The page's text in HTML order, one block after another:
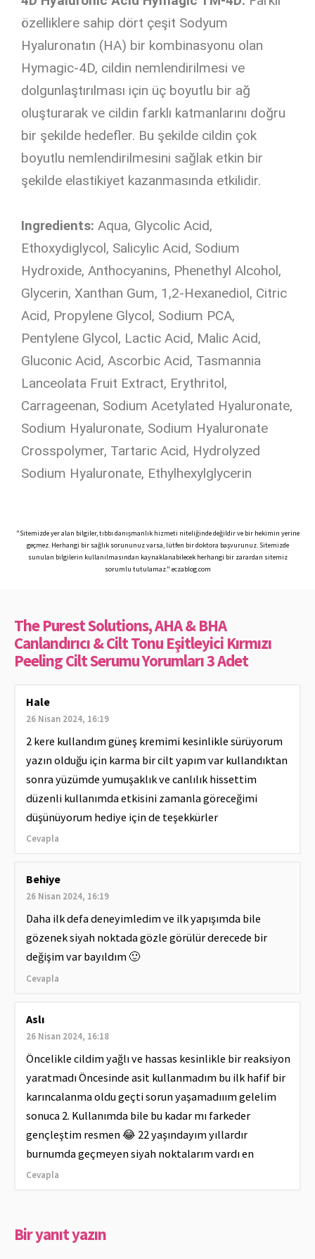
özelliklere sahip dört çeşit Sodyum
Hyaluronatın (HA) bir kombinasyonu olan
Hymagic-4D, cildin nemlendirilmesi ve
dolgunlaştırılması için üç boyutlu bir ağ
oluşturarak ve cildin farklı katmanlarını doğru
bir şekilde hedefler. Bu şekilde cildin çok
boyutlu nemlendirilmesini sağlak etkin bir
şekilde elastikiyet kazanmasında etkilidir.
Ingredients: Aqua, Glycolic Acid,
Ethoxydiglycol, Salicylic Acid, Sodium
Hydroxide, Anthocyanins, Phenethyl Alcohol,
Glycerin, Xanthan Gum, 1,2-Hexanediol, Citric
Acid, Propylene Glycol, Sodium PCA,
Pentylene Glycol, Lactic Acid, Malic Acid,
Gluconic Acid, Ascorbic Acid, Tasmannia
Lanceolata Fruit Extract, Erythritol,
Carrageenan, Sodium Acetylated Hyaluronate,
Sodium Hyaluronate, Sodium Hyaluronate
Crosspolymer, Tartaric Acid, Hydrolyzed
Sodium Hyaluronate, Ethylhexylglycerin
"Sitemizde yer alan bilgiler, tıbbi danışmanlık hizmeti niteliğinde değildir ve bir hekimin yerine
geçmez. Herhangi bir sağlık sorununuz varsa, lütfen bir doktora başvurunuz. Sitemizde
sunulan bilgilerin kullanılmasından kaynaklanabilecek herhangi bir zarardan sitemiz
sorumlu tutulamaz." eczablog.com
The Purest Solutions, AHA & BHA
Canlandırıcı & Cilt Tonu Eşitleyici Kırmızı
Peeling Cilt Serumu Yorumları 3 Adet
Hale
26 Nisan 2024, 16:19
2 kere kullandım güneş kremimi kesinlikle sürüyorum
yazın olduğu için karma bir cilt yapım var kullandıktan
sonra yüzümde yumuşaklık ve canlılık hissettim
düzenli kullanımda etkisini zamanla göreceğimi
düşünüyorum hediye için de teşekkürler
Cevapla
Behiye
26 Nisan 2024, 16:19
Daha ilk defa deneyimledim ve ilk yapışımda bile
gözenek siyah noktada gözle görülür derecede bir
değişim var bayıldım 🙂
Cevapla
Aslı
26 Nisan 2024, 16:18
Öncelikle cildim yağlı ve hassas kesinlikle bir reaksiyon
yaratmadı Öncesinde asit kullanmadım bu ilk hafif bir
karıncalanma oldu geçti sorun yaşamadııım gelelim
sonuca 2. Kullanımda bile bu kadar mı farkeder
gençleştim resmen 😂 22 yaşındayım yıllardır
burnumda geçmeyen siyah noktalarım vardı en
Cevapla
Bir yanıt yazın